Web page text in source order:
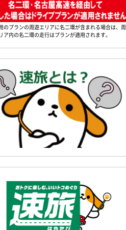
のプランの周遊エリアに名二環が含まれる場合は、周
ア内の名二環の走行はプランが適用されます。